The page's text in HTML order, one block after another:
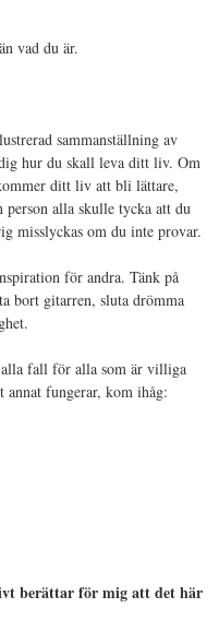
vad du är.
sammanställning av
hur du skall leva ditt liv. Om
ditt liv att bli lättare,
alla skulle tycka att du
misslyckas om du inte provar.
för andra. Tänk på
bort gitarren, sluta drömma
fall för alla som är villiga
fungerar, kom ihåg:
berättar för mig att det här